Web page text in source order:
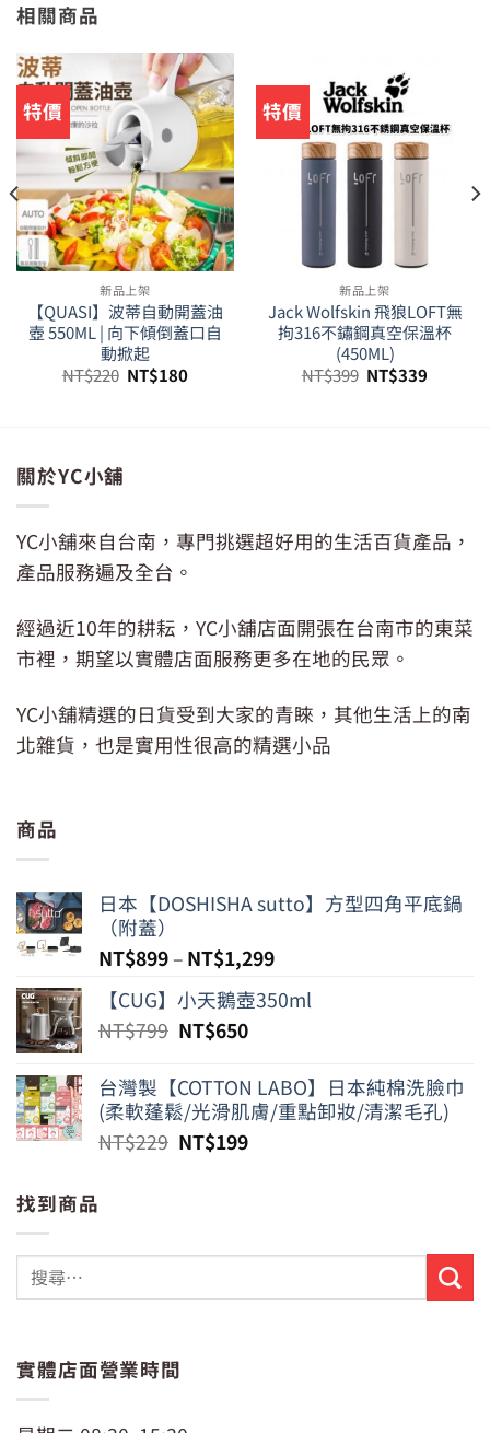
相關商品
特價
新品上架
【QUASI】波蒂自動開蓋油
壺 550ML | 向下傾倒蓋口自
動掀起
NT$220 原
始
NT$180目
特價
新品上架
Jack Wolfskin 飛狼LOFT無
拘316不鏽鋼真空保溫杯
(450ML)
NT$399 原
始
NT$339
關於YC小舖
YC小舖來自台南，專門挑選超好用的生活百貨產品，
產品服務遍及全台。
經過近10年的耕耘，YC小舖店面開張在台南市的東菜
市裡，期望以實體店面服務更多在地的民眾。
YC小舖精選的日貨受到大家的青睞，其他生活上的南
北雜貨，也是實用性很高的精選小品
商品
日本【DOSHISHA sutto】方型四角平底鍋
（附蓋）
NT$899– NT$1,299
【CUG】小天鵝壺350ml
NT$799 原
價
格：
NT$799。
NT$650目
價
格：
NT$650。
台灣製【COTTON LABO】日本純棉洗臉巾
(柔軟蓬鬆/光滑肌膚/重點卸妝/清潔毛孔)
NT$229 原
NT$199目
找到商品
實體店面營業時間